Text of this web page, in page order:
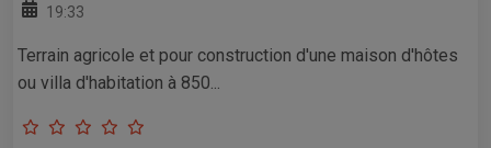
19:33
Terrain agricole et pour construction d'une maison d'hôtes
ou villa d'habitation à 850...